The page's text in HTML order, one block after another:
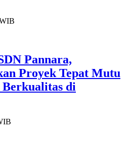
Pannara,
Proyek Tepat Mutu
di